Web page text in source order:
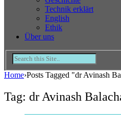
Technik erklärt
English
Ethik
Über uns
Home›Posts Tagged "dr Avinash
Tag: dr Avinash